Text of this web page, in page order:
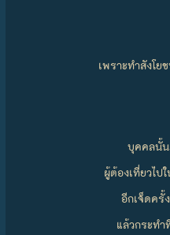
เพราะทำสังโย
บุคคลนั้
ผู้ต้องเที่ยวไป
อีกเจ็ดครั้
แล้วกระท